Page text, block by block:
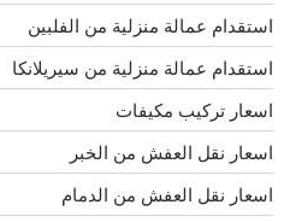
استقدام عمالة منزلية من الفلبين
استقدام عمالة منزلية من سيريلانكا
اسعار تركيب مكيفات
اسعار نقل العفش من الخبر
اسعار نقل العفش من الدمام